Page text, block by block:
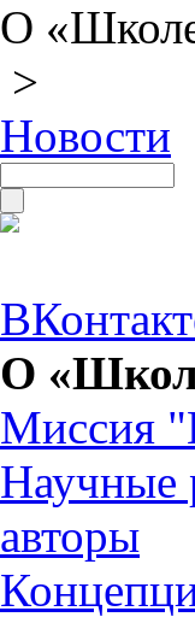
О
>
Новости
О
Миссия
Научные
авторы